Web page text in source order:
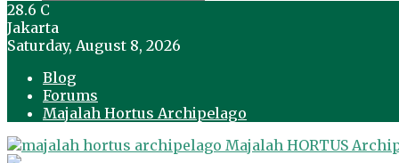
28.6 C
Jakarta
Saturday, August 8, 2026
Blog
Forums
Majalah Hortus Archipelago
Majalah HORTUS